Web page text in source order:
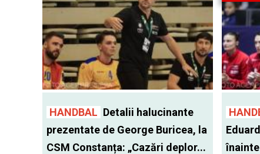
HANDBAL Detalii halucinante
prezentate de George Buricea, la
CSM Constanța: „Cazări deplor...